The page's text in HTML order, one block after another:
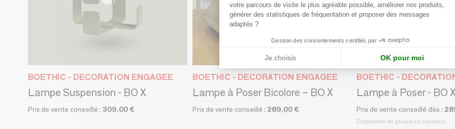
BOETHIC - DECORATION ENGAGEE
Lampe Suspension - BO X
Prix de vente conseillé : 309,00 €
BOETHIC - DECORATION ENGAGEE
Lampe à Poser Bicolore – BO X
Prix de vente conseillé : 289,00 €
BOETHIC -
Lampe à Poser - BO X
Prix de vente conseillé dès :
Disponible en plusieurs couleurs
votre parcours de visite le plus agréable possible, améliorer nos produits,
générer des statistiques de fréquentation et proposer des messages
adaptés ?
Gestion des consentements certifiés par
Je choisis OK pour moi